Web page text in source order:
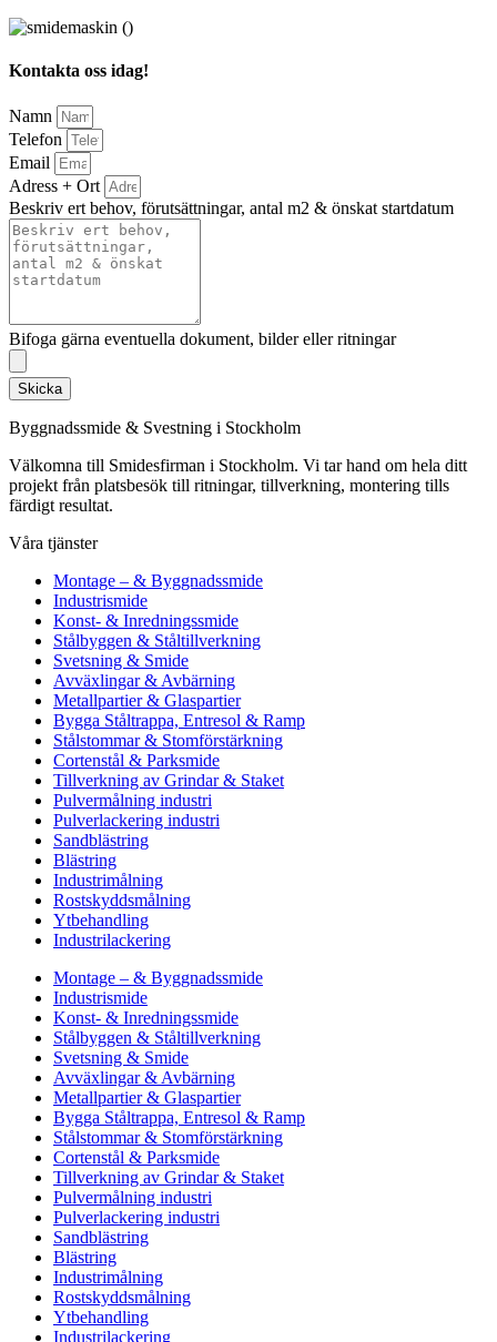
Kontakta oss idag!
Namn
Telefon
Email
Adress + Ort
Beskriv ert behov, förutsättningar, antal m2 & önskat startdatum
Bifoga gärna eventuella dokument, bilder eller ritningar
Skicka
Byggnadssmide & Svestning i Stockholm
Välkomna till Smidesfirman i Stockholm. Vi tar hand om hela ditt
projekt från platsbesök till ritningar, tillverkning, montering tills
färdigt resultat.
Våra tjänster
Montage – & Byggnadssmide
Industrismide
Konst- & Inredningssmide
Stålbyggen & Ståltillverkning
Svetsning & Smide
Avväxlingar & Avbärning
Metallpartier & Glaspartier
Bygga Ståltrappa, Entresol & Ramp
Stålstommar & Stomförstärkning
Cortenstål & Parksmide
Tillverkning av Grindar & Staket
Pulvermålning industri
Pulverlackering industri
Sandblästring
Blästring
Industrimålning
Rostskyddsmålning
Ytbehandling
Industrilackering
Montage – & Byggnadssmide
Industrismide
Konst- & Inredningssmide
Stålbyggen & Ståltillverkning
Svetsning & Smide
Avväxlingar & Avbärning
Metallpartier & Glaspartier
Bygga Ståltrappa, Entresol & Ramp
Stålstommar & Stomförstärkning
Cortenstål & Parksmide
Tillverkning av Grindar & Staket
Pulvermålning industri
Pulverlackering industri
Sandblästring
Blästring
Industrimålning
Rostskyddsmålning
Ytbehandling
Industrilackering